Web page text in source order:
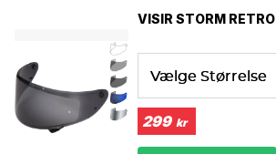
VISIR STORM RETRO
Vælge Størrelse
299 kr